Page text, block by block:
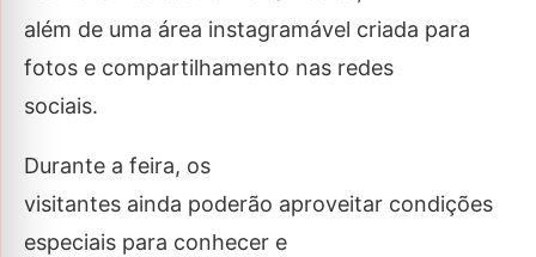
além de uma área instagramável criada para
fotos e compartilhamento nas redes
sociais.
Durante a feira, os
visitantes ainda poderão aproveitar condições
especiais para conhecer e